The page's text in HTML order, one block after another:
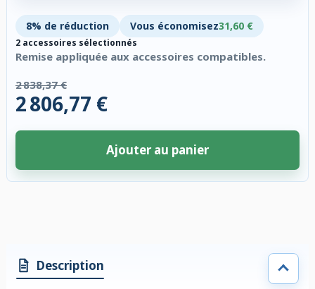
8% de réduction Vous économisez31,60 €
2 accessoires sélectionnés
Remise appliquée aux accessoires compatibles.
2 838,37 €
2 806,77 €
Ajouter au panier
Description